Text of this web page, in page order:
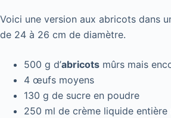
Voici une version aux abricots dans
de 24 à 26 cm de diamètre.
500 g d’abricots mûrs mais
4 œufs moyens
130 g de sucre en poudre
250 ml de crème liquide entière